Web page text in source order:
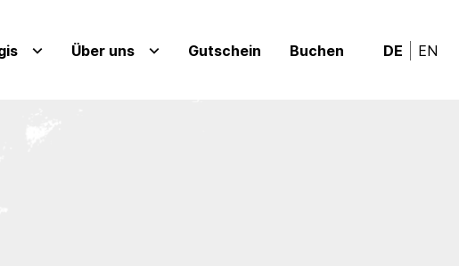
Über uns Gutschein Buchen DE EN